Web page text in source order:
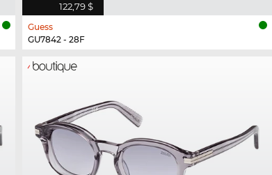
122,79 $
Guess
GU7842 - 28F